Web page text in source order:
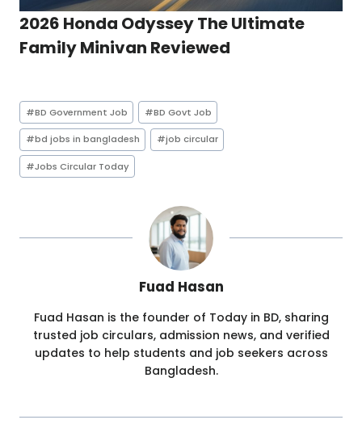
2026 Honda Odyssey The Ultimate
Family Minivan Reviewed
Post
Tags:
#BD Government Job #BD Govt Job
#bd jobs in bangladesh #job circular
#Jobs Circular Today
Fuad Hasan
Fuad Hasan is the founder of Today in BD, sharing
trusted job circulars, admission news, and verified
updates to help students and job seekers across
Bangladesh.